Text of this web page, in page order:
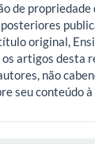
de propriedade
original,
os artigos desta
não
seu conteúdo